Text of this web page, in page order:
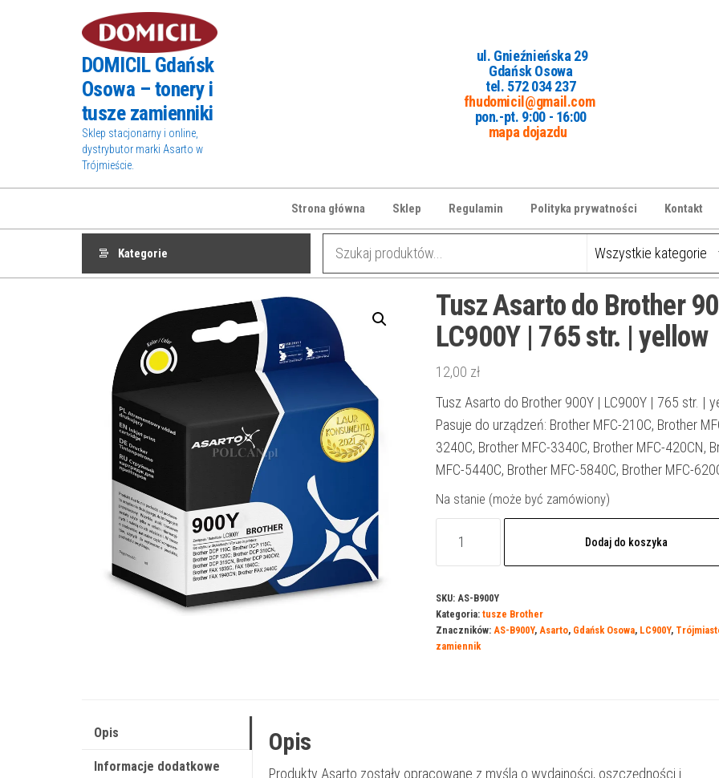
DOMICIL Gdańsk
Osowa – tonery i
tusze zamienniki
Sklep stacjonarny i online,
dystrybutor marki Asarto w
Trójmieście.
ul. Gnieźnieńska 29
Gdańsk Osowa
tel. 572 034 237
fhudomicil@gmail.com
pon.-pt. 9:00 - 16:00
mapa dojazdu
Strona główna Sklep Regulamin Polityka prywatności Kontakt
Kategorie
Tusz Asarto do Brother
LC900Y | 765 str. | yellow
12,00 zł
Tusz Asarto do Brother 900Y | LC900Y | 765 str. |
Pasuje do urządzeń: Brother MFC-210C, Brother
3240C, Brother MFC-3340C, Brother MFC-420CN,
MFC-5440C, Brother MFC-5840C, Brother MFC-
Na stanie (może być zamówiony)
Tusz
do
Brother
900Y
Dodaj do koszyka
SKU: AS-B900Y
Kategoria: tusze Brother
Znaczników: AS-B900Y, Asarto, Gdańsk Osowa, LC900Y,
zamiennik
Opis
Informacje dodatkowe
Opis
Produkty Asarto zostały opracowane z myślą o wydajności, oszczędności i